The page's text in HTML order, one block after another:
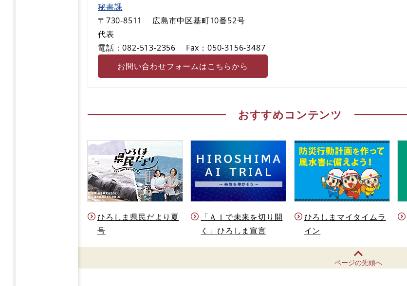
秘書課
〒730-8511
広島市中区基町10番52号
代表
電話：082-513-2356
Fax：050-3156-3487
お問い合わせフォームはこちらから
おすすめコンテンツ
ひろしま県民だより夏
号
「ＡＩで未来を切り開
く」ひろしま宣言
ひろしまマイタイムラ
イン
ページの先頭へ